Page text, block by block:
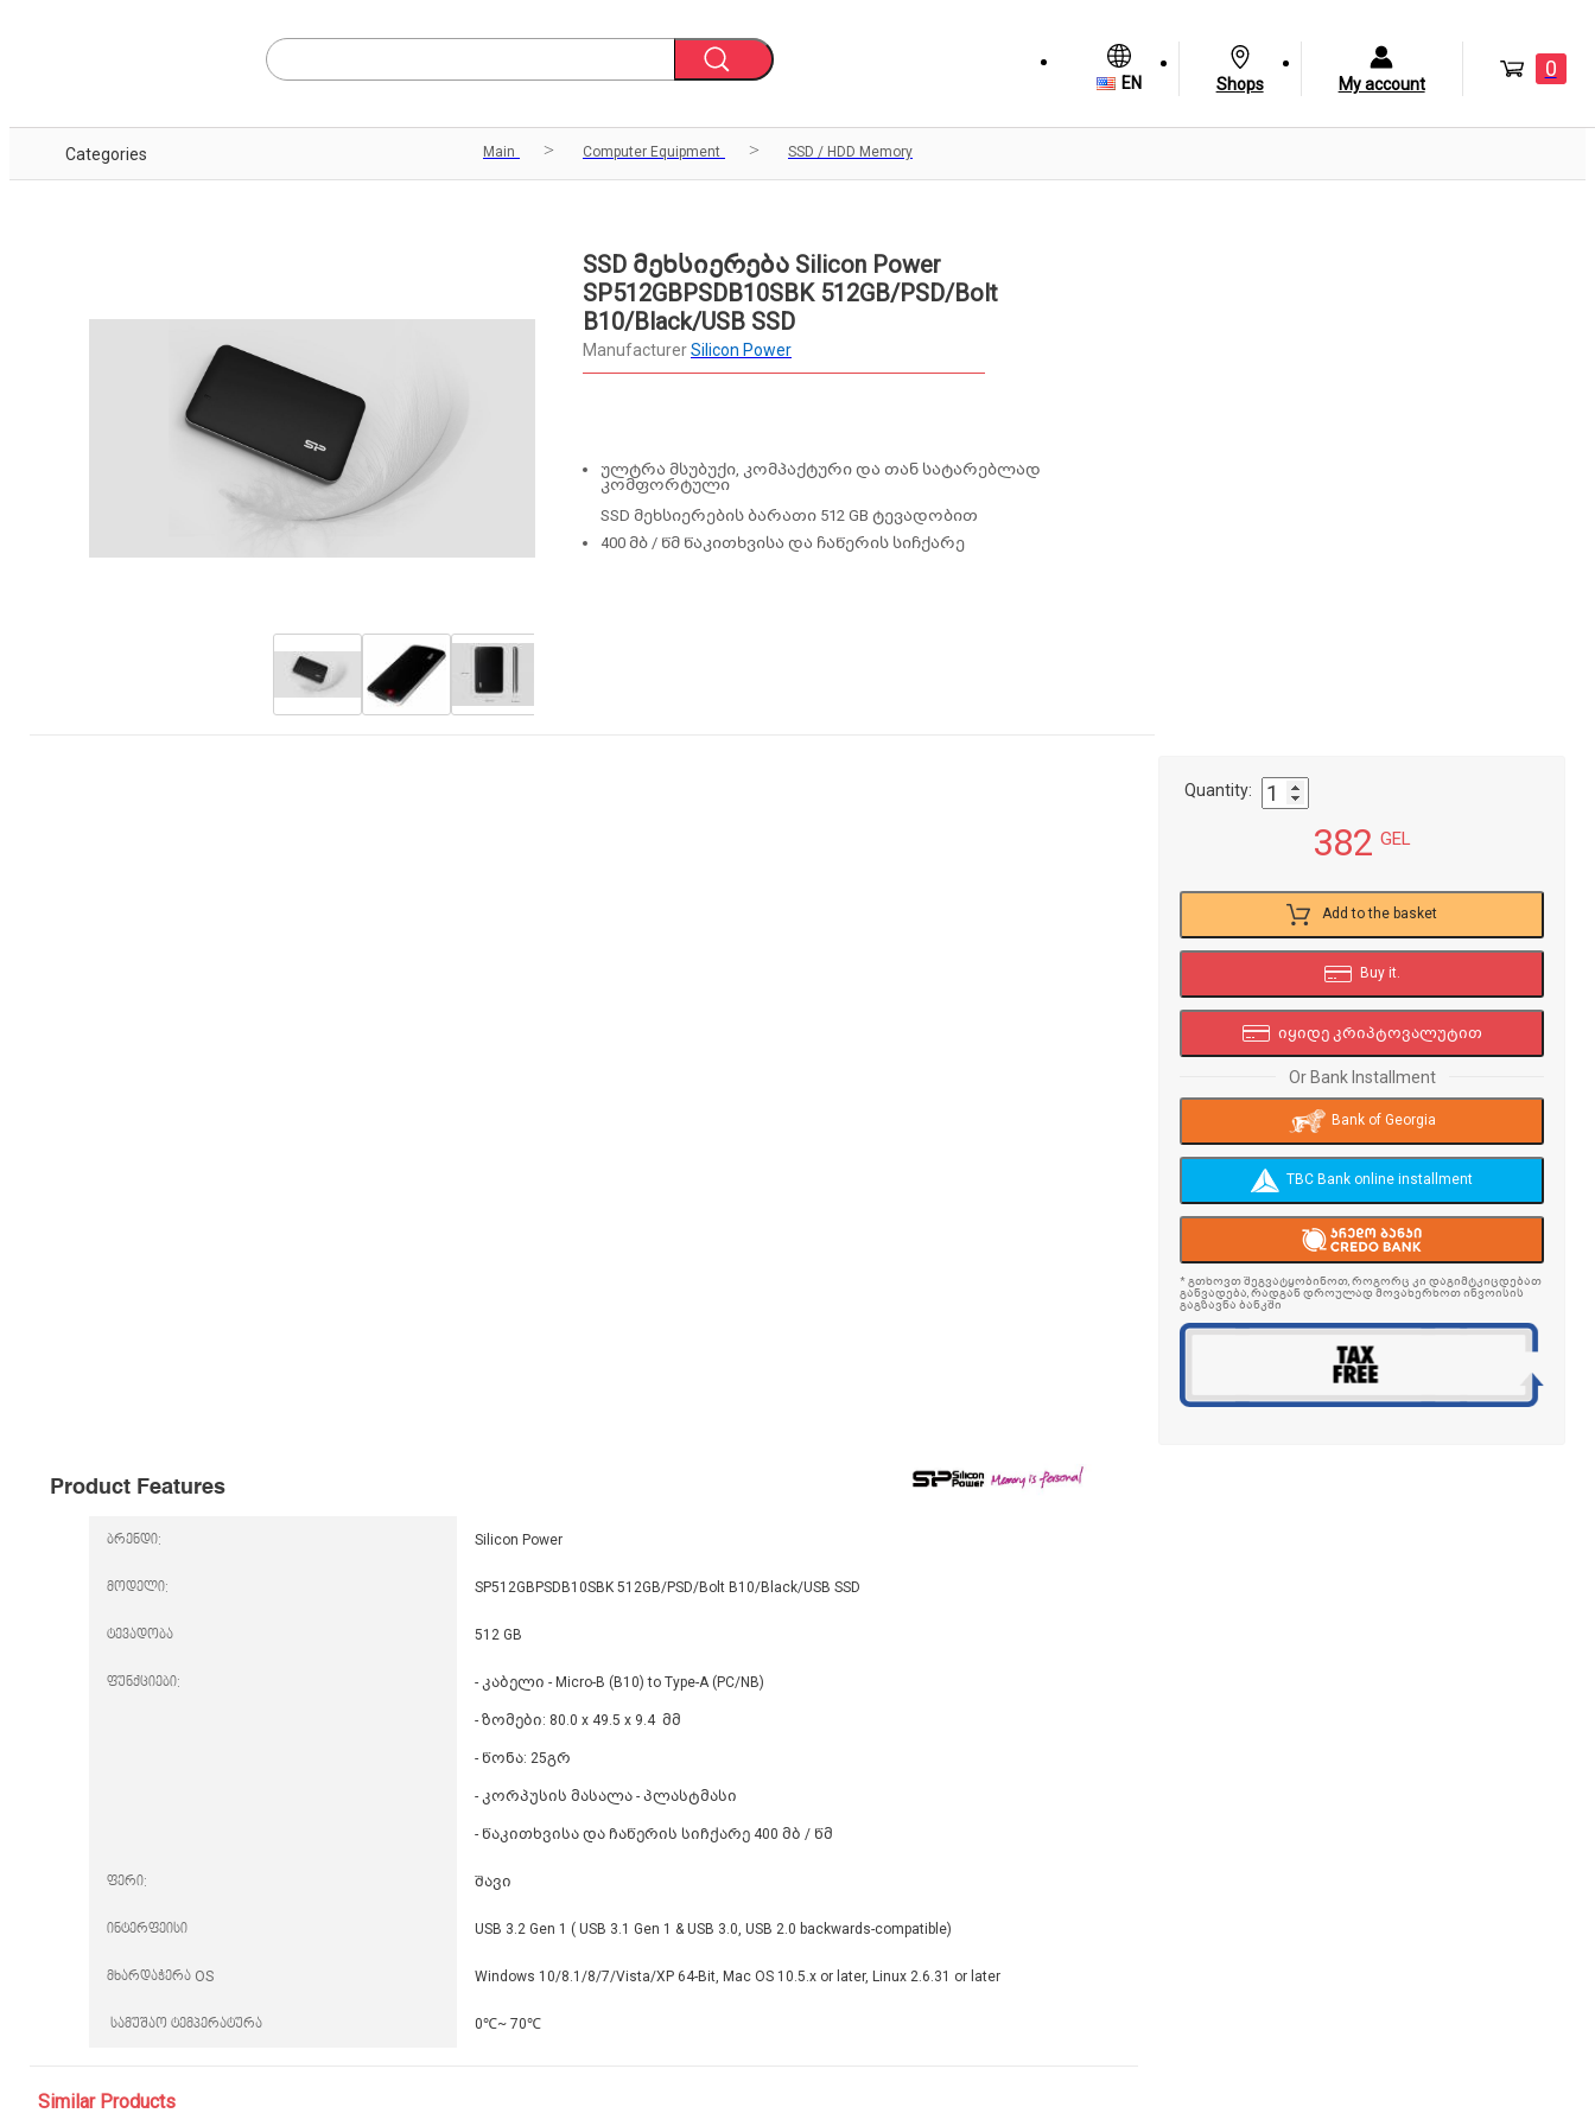
EN Shops My account
0
Categories Main Computer Equipment SSD / HDD Memory
SSD მეხსიერება Silicon Power
SP512GBPSDB10SBK 512GB/PSD/Bolt
B10/Black/USB SSD
ManufacturerSilicon Power
ულტრა მსუბუქი, კომპაქტური და თან სატარებლად
კომფორტული
SSD მეხსიერების ბარათი 512 GB ტევადობით
400 მბ / წმ წაკითხვისა და ჩაწერის სიჩქარე
Quantity:
382 GEL
Add to the basket
Buy it.
იყიდე კრიპტოვალუტით
Or Bank Installment
Bank of Georgia
TBC Bank online installment
* გთხოვთ შეგვატყობინოთ, როგორც კი დაგიმტკიცდებათ
განვადება, რადგან დროულად მოვახერხოთ ინვოისის
გაგზავნა ბანკში
Product Features
ბრენდი: Silicon Power
მოდელი: SP512GBPSDB10SBK 512GB/PSD/Bolt B10/Black/USB SSD
ტევადობა 512 GB
ფუნქციები: - კაბელი - Micro-B (B10) to Type-A (PC/NB)
- ზომები: 80.0 x 49.5 x 9.4 მმ
- წონა: 25გრ
- კორპუსის მასალა - პლასტმასი
- წაკითხვისა და ჩაწერის სიჩქარე 400 მბ / წმ
ფერი: შავი
ინტერფეისი USB 3.2 Gen 1 ( USB 3.1 Gen 1 & USB 3.0, USB 2.0 backwards-compatible)
მხარდაჭერა OS Windows 10/8.1/8/7/Vista/XP 64-Bit, Mac OS 10.5.x or later, Linux 2.6.31 or later
სამუშაო ტემპერატურა 0℃~ 70℃
Similar Products